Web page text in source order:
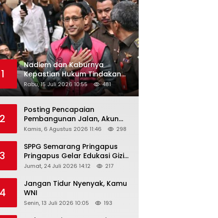
1
Nadiem dan Kaburnya
Kepastian Hukum Tindakan
Pejabat Publik
Rabu, 15 Juli 2026 10:55 481
2
Posting Pencapaian
Pembangunan Jalan, Akun
Facebook Pemerintah
“Dirujak” Warganet
Kamis, 6 Agustus 2026 11:46 298
3
SPPG Semarang Pringapus
Pringapus Gelar Edukasi Gizi
di PAUD Bina Balita Peringati
Jumat, 24 Juli 2026 14:12 217
Jangan Tidur Nyenyak, Kamu
WNI
Senin, 13 Juli 2026 10:05 193